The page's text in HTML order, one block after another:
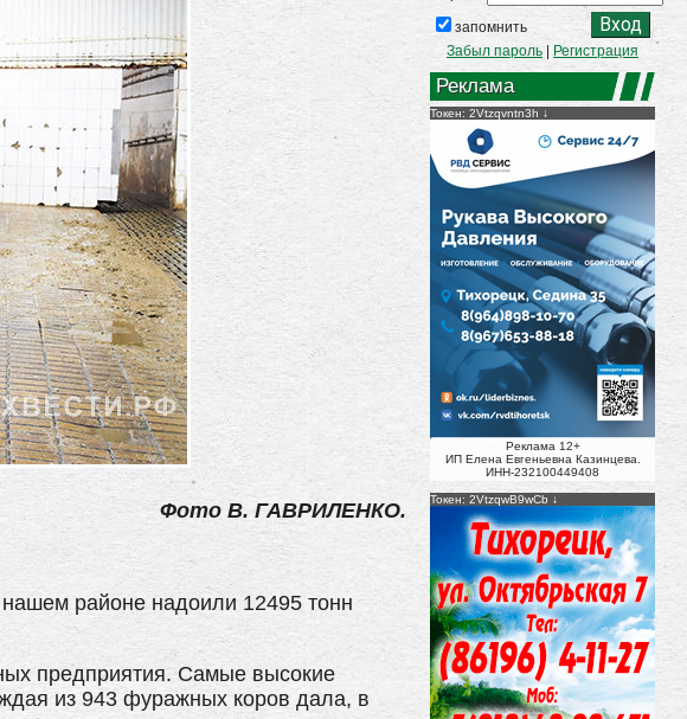
Фото В. ГАВРИЛЕНКО.
районе надоили 12495 тонн
предприятия. Самые высокие
из 943 фуражных коров дала, в
запомнить
Забыл пароль
Регистрация
Реклама
Токен: 2Vtzqvntn3h
Реклама 12+
ИП Елена Евгеньевна Казинцева.
ИНН-232100449408
Токен: 2VtzqwB9wCb